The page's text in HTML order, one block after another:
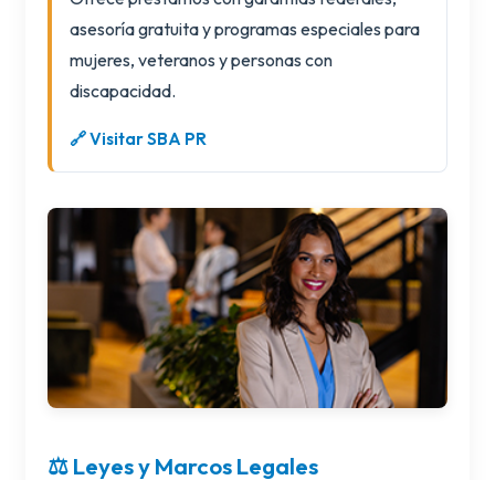
asesoría gratuita y programas especiales para
mujeres, veteranos y personas con
discapacidad.
🔗 Visitar SBA PR
⚖️ Leyes y Marcos Legales